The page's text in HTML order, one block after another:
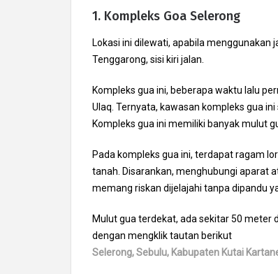
1. Kompleks Goa Selerong
Lokasi ini dilewati, apabila menggunakan
Tenggarong, sisi kiri jalan.
Kompleks gua ini, beberapa waktu lalu
Ulaq. Ternyata, kawasan kompleks gua
Kompleks gua ini memiliki banyak mulut
Pada kompleks gua ini, terdapat ragam
tanah. Disarankan, menghubungi aparat
memang riskan dijelajahi tanpa dipandu
Mulut gua terdekat, ada sekitar 50 meter
dengan mengklik tautan berikut
Selerong, Sebulu, Kabupaten Kutai